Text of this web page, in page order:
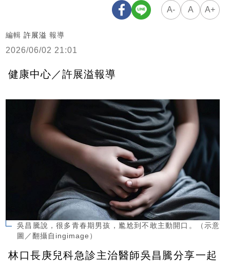
A- A A+
編輯 許展溢 報導
2026/06/02 21:01
健康中心／許展溢報導
吳昌騰說，很多青春期男孩，尷尬到不敢主動開口。（示意
圖／翻攝自ingimage）
林口長庚兒科急診主治醫師吳昌騰分享一起